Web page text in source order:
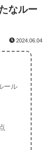
なルー
2024.06.04
ール